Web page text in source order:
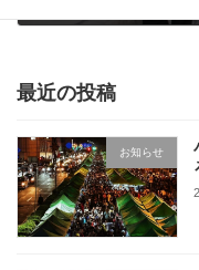
最近の投稿
お知らせ